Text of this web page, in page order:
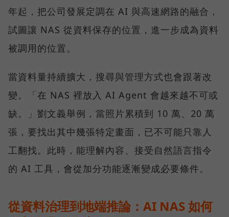
年起，把公司發展定調在 AI 與高速網路的融合，
試圖讓 NAS 從資料保存的位置，進一步成為資料
被調用的位置。
當資料量持續擴大，搜尋與管理方式也會跟著改
變。「在 NAS 裡放入 AI Agent 會越來越不可或
缺。」劉文義舉例，當照片累積到 10 萬、20 萬
張，要找出其中幾張特定畫面，已不可能只靠人
工翻找。此時，能理解內容、接受自然語言指令
的 AI 工具，會從加分功能逐漸變成必要條件。
從資料治理到地端推論：AI NAS 如何